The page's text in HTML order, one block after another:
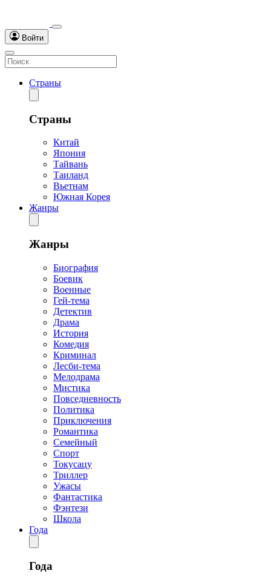
Войти
Страны
Страны
Китай
Япония
Тайвань
Таиланд
Вьетнам
Южная Корея
Жанры
Жанры
Биография
Боевик
Военные
Гей-тема
Детектив
Драма
История
Комедия
Криминал
Лесби-тема
Мелодрама
Мистика
Повседневность
Политика
Приключения
Романтика
Семейный
Спорт
Токусацу
Триллер
Ужасы
Фантастика
Фэнтези
Школа
Года
Года